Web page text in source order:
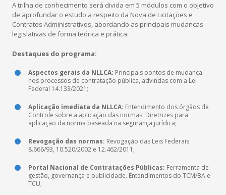
Cases
A trilha de conhecimento será divida em 5 módulos com o objetivo
de aprofundar o estudo a respeito da Nova de Licitações e
Contratos Administrativos, abordando as principais mudanças
legislativas de forma teórica e prática.
Destaques do programa:
Aspectos gerais da NLLCA: Principais pontos de mudança
nos processos de contratação pública, advindas com a Lei
Federal 14.133/2021;
Aplicação imediata da NLLCA: Entendimento dos órgãos de
Controle sobre a aplicação das normas. Diretrizes para
aplicação da norma baseada na segurança jurídica;
Revogação das normas: Revogação das Leis Federais
8.666/93, 10.520/2002 e 12.462/2011;
Portal Nacional de Contratações Públicas: Ferramenta de
gestão, governança e publicidade. Entendimentos do TCM/BA e
TCU;